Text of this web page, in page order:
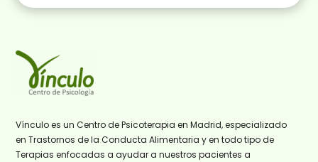
Vínculo es un Centro de Psicoterapia en Madrid, especializado
en Trastornos de la Conducta Alimentaria y en todo tipo de
Terapias enfocadas a ayudar a nuestros pacientes a